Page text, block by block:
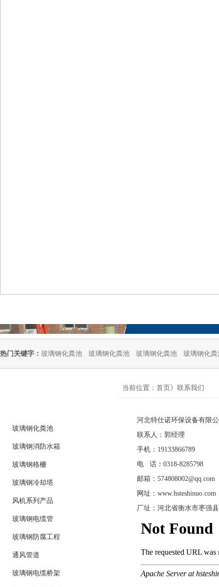
热门关键字： 玻璃钢化粪池 玻璃钢化粪池 玻璃钢化粪池 玻璃钢化粪
玻璃钢化粪池
玻璃钢消防水箱
玻璃钢格栅
玻璃钢冷却塔
风机系列产品
玻璃钢电缆管
玻璃钢防腐工程
通风管道
玻璃钢电缆桥架
当前位置：首页》联系我们
河北特仕诺环保设备有限
联系人：郭经理
手机：19133866789
电 话：0318-8285798
邮箱：574808002@qq.com
网址：www.hsteshinuo.com
厂址：河北省衡水市枣强